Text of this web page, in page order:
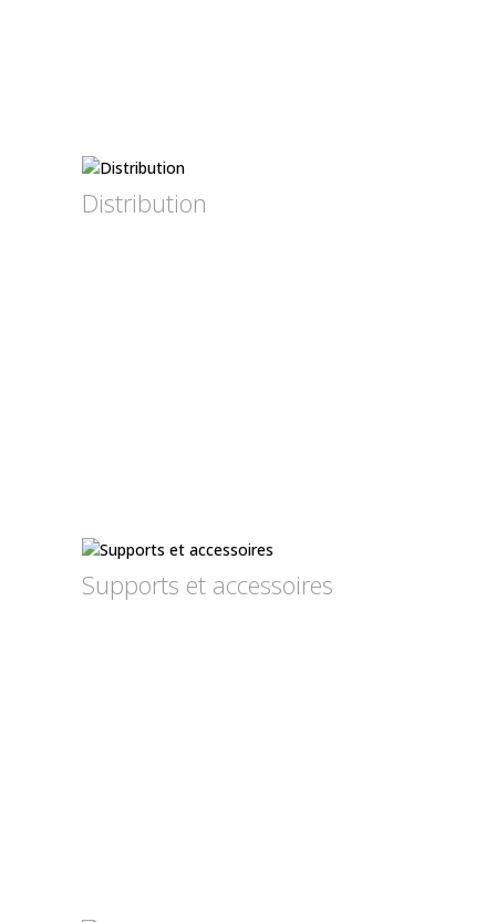
Distribution
Supports et accessoires